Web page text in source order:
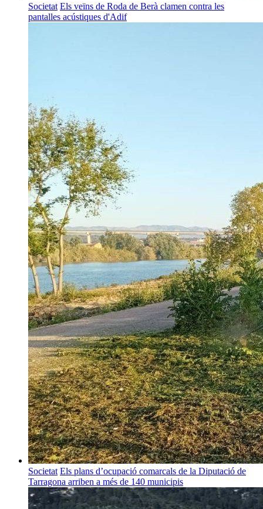
Societat Els veïns de Roda de Berà clamen contra les
pantalles acústiques d'Adif
Societat Els plans d’ocupació comarcals de la Diputació de
Tarragona arriben a més de 140 municipis